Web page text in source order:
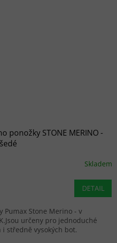
ponožky STONE MERINO -
šedé
Skladem
DETAIL
Pumax Stone Merino - v
určeny pro jednoduché
středně vysokých bot.